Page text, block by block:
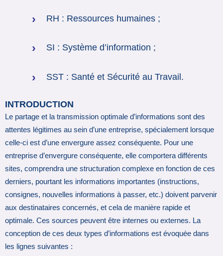
RH : Ressources humaines ;
SI : Système d’information ;
SST : Santé et Sécurité au Travail.
INTRODUCTION
Le partage et la transmission optimale d’informations sont des
attentes légitimes au sein d’une entreprise, spécialement lorsque
celle-ci est d’une envergure assez conséquente. Pour une
entreprise d’envergure conséquente, elle comportera différents
sites, comprendra une structuration complexe en fonction de ces
derniers, pourtant les informations importantes (instructions,
consignes, nouvelles informations à passer, etc.) doivent parvenir
aux destinataires concernés, et cela de manière rapide et
optimale. Ces sources peuvent être internes ou externes. La
conception de ces deux types d’informations est évoquée dans
les lignes suivantes :